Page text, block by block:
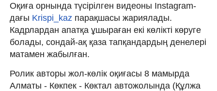
Оқиға орнында түсірілген видеоны Instagram-
дағы Krispi_kaz парақшасы жариялады.
Кадрлардан апатқа ұшыраған екі көлікті көруге
болады, сондай-ақ қаза тапқандардың денелері
матамен жабылған.
Ролик авторы жол-көлік оқиғасы 8 мамырда
Алматы - Көкпек - Көктал автожолында (Құлжа